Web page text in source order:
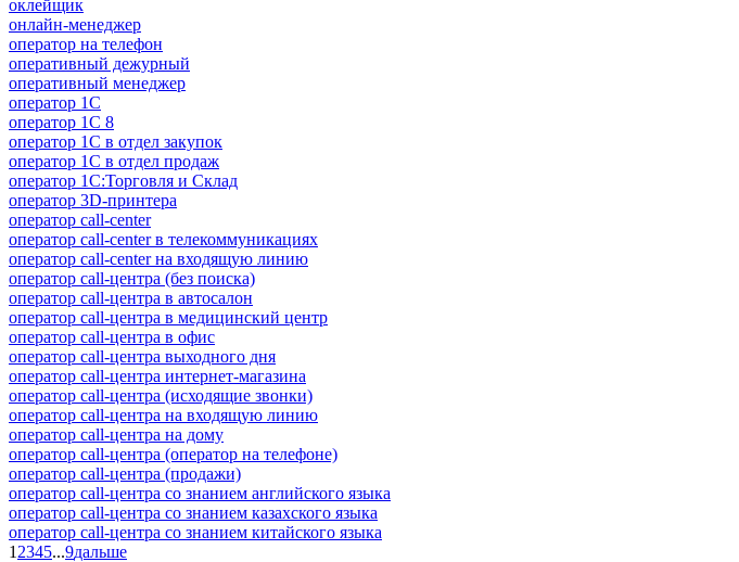
оклейщик
онлайн-менеджер
опeрaтoр нa тeлeфoн
оперативный дежурный
оперативный менеджер
оператор 1C
оператор 1С 8
оператор 1С в отдел закупок
оператор 1С в отдел продаж
оператор 1С:Торговля и Склад
оператор 3D-принтера
оператор call-center
оператор call-center в телекоммуникациях
оператор call-center на входящую линию
оператор call-центра (без поиска)
оператор call-центра в автосалон
оператор call-центра в медицинский центр
оператор call-центра в офис
оператор call-центра выходного дня
оператор call-центра интернет-магазина
оператор call-центра (исходящие звонки)
оператор call-центра на входящую линию
оператор call-центра на дому
оператор call-центра (оператор на телефоне)
оператор call-центра (продажи)
оператор call-центра со знанием английского языка
оператор call-центра со знанием казахского языка
оператор call-центра со знанием китайского языка
1 2345...9дальше